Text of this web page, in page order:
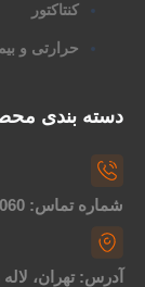
کنتاکتور
حرارتی و بیمتال
بندی
تماس: 33118060 - 021
تهران، لاله زار